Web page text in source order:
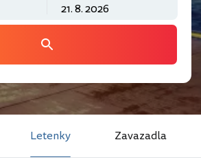
Letenky Zavazadla